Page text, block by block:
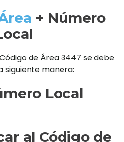
+ Número
de Área 3447 se debe
siguiente manera:
Local
al Código de